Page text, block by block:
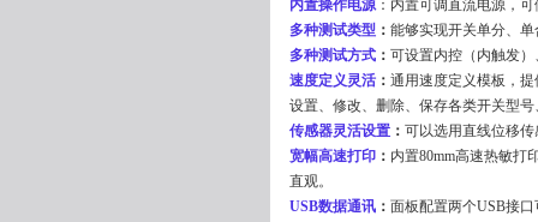
内置操作电源：内置可调直流电源，
多种测试类型： 能够实现开关单分、
多种测试方式： 可设置内控（内触发
速度定义灵活： 通用速度定义模板，提
设置、修改、删除、保存各类开关型
传感器灵活设置： 可以选用直线位移
宽幅高速打印： 内置80mm高速热敏打
直观。
USB数据通讯： 面板配置两个USB接